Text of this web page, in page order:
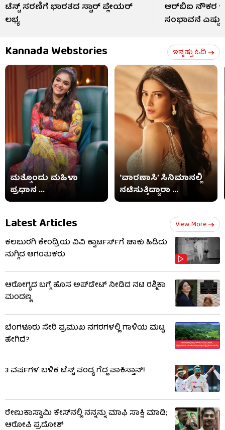
ಟೆಸ್ಟ್ ಸರಣಿಗೆ ಭಾರತದ ಸ್ಟಾರ್ ಪ್ಲೇಯರ್
ಲಭ್ಯ
ಆರ್​ಬಿಐ ನೌಕರ
ಸಂಭಾವನೆ ಎಷ್ಟು?
Kannada Webstories ಇನ್ನಷ್ಟು ಓದಿ
ಮತ್ತೊಂದು ಮಹಿಳಾ
ಪ್ರಧಾನ ...
‘ವಾರಣಾಸಿ’ ಸಿನಿಮಾನಲ್ಲಿ
ನಟಿಸುತ್ತಿದ್ದಾರಾ ...
Latest Articles View More
ಕಲಬುರಗಿ ಕೇಂದ್ರಿಯ ವಿವಿ ಕ್ವಾರ್ಟರ್ಸ್‌ಗೆ ಚಾಕು ಹಿಡಿದು
ನುಗ್ಗಿದ ಆಗಂತುಕರು
ಆರೋಗ್ಯದ ಬಗ್ಗೆ ಹೊಸ ಅಪ್​​​ಡೇಟ್​ ನೀಡಿದ ನಟಿ ರಶ್ಮಿಕಾ
ಮಂದಣ್ಣ
ಬೆಂಗಳೂರು ಸೇರಿ ಪ್ರಮುಖ ನಗರಗಳಲ್ಲಿ ಗಾಳಿಯ ಮಟ್ಟ
ಹೇಗಿದೆ?
3 ವರ್ಷಗಳ ಬಳಿಕ ಟೆಸ್ಟ್ ಪಂದ್ಯ ಗೆದ್ದ ಪಾಕಿಸ್ತಾನ್!
ರೇಣುಕಾಸ್ವಾಮಿ ಕೇಸ್​​ನಲ್ಲಿ ನನ್ನನ್ನು ಮಾಫಿ ಸಾಕ್ಷಿ ಮಾಡಿ;
ಆರೋಪಿ ಪ್ರದೋಶ್